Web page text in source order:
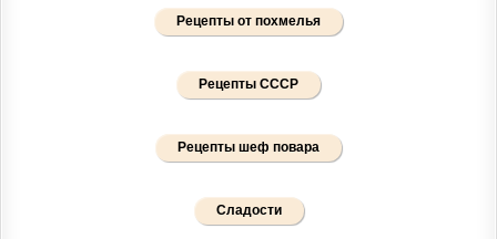
Рецепты от похмелья
Рецепты СССР
Рецепты шеф повара
Сладости